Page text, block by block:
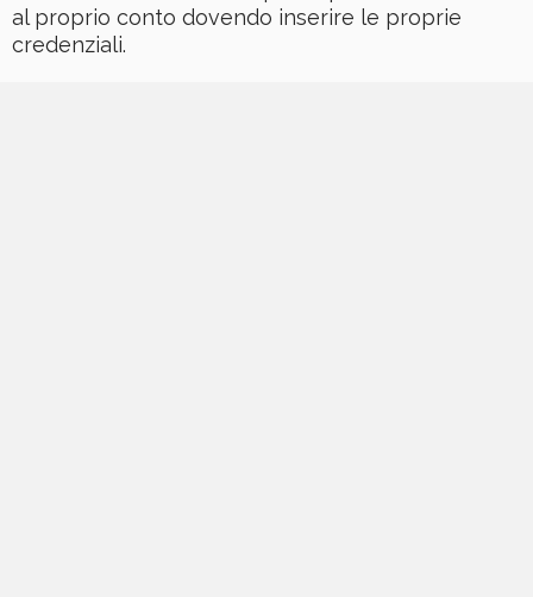
al proprio conto dovendo inserire le proprie
credenziali.